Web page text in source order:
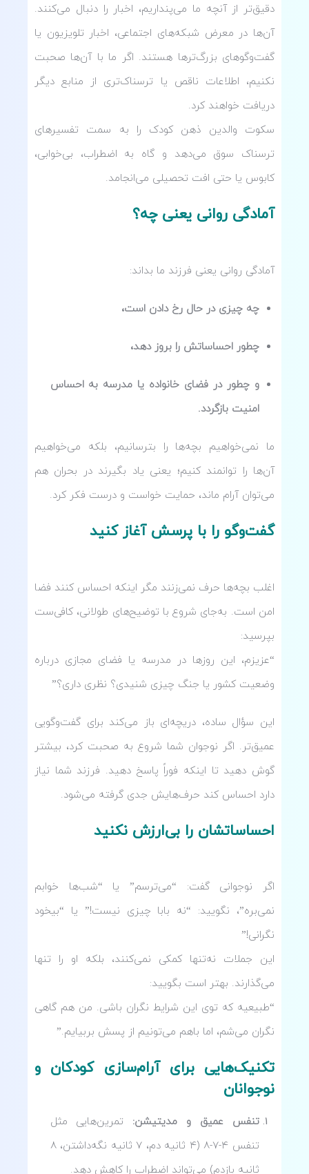
دقیق‌تر از آنچه ما می‌پنداریم، اخبار را دنبال می‌کنند.
آن‌ها در معرض شبکه‌های اجتماعی، اخبار تلویزیون یا
گفت‌وگوهای بزرگ‌ترها هستند. اگر ما با آن‌ها صحبت
نکنیم، اطلاعات ناقص یا ترسناک‌تری از منابع دیگر
دریافت خواهند کرد.
سکوت والدین ذهن کودک را به سمت تفسیرهای
ترسناک سوق می‌دهد و گاه به اضطراب، بی‌خوابی،
کابوس یا حتی افت تحصیلی می‌انجامد.
آمادگی روانی یعنی چه؟
آمادگی روانی یعنی فرزند ما بداند:
چه چیزی در حال رخ دادن است،
چطور احساساتش را بروز دهد،
و چطور در فضای خانواده یا مدرسه به احساس
امنیت بازگردد.
ما نمی‌خواهیم بچه‌ها را بترسانیم، بلکه می‌خواهیم
آن‌ها را توانمند کنیم؛ یعنی یاد بگیرند در بحران هم
می‌توان آرام ماند، حمایت خواست و درست فکر کرد.
گفت‌وگو را با پرسش آغاز کنید
اغلب بچه‌ها حرف نمی‌زنند مگر اینکه احساس کنند فضا
امن است. به‌جای شروع با توضیح‌های طولانی، کافی‌ست
بپرسید:
“عزیزم، این روزها در مدرسه یا فضای مجازی درباره
وضعیت کشور یا جنگ چیزی شنیدی؟ نظری داری؟”
این سؤال ساده، دریچه‌ای باز می‌کند برای گفت‌وگویی
عمیق‌تر. اگر نوجوان شما شروع به صحبت کرد، بیشتر
گوش دهید تا اینکه فوراً پاسخ دهید. فرزند شما نیاز
دارد احساس کند حرف‌هایش جدی گرفته می‌شود.
احساساتشان را بی‌ارزش نکنید
اگر نوجوانی گفت: “می‌ترسم” یا “شب‌ها خوابم
نمی‌بره”، نگویید: “نه بابا چیزی نیست!” یا “بیخود
نگرانی!”
این جملات نه‌تنها کمکی نمی‌کنند، بلکه او را تنها
می‌گذارند. بهتر است بگویید:
“طبیعیه که توی این شرایط نگران باشی. من هم گاهی
نگران می‌شم، اما باهم می‌تونیم از پسش بربیایم.”
تکنیک‌هایی برای آرام‌سازی کودکان و
نوجوانان
تنفس عمیق و مدیتیشن: تمرین‌هایی مثل
تنفس ۴-۷-۸ (۴ ثانیه دم، ۷ ثانیه نگه‌داشتن، ۸
ثانیه بازدم) می‌تواند اضطراب را کاهش دهد.